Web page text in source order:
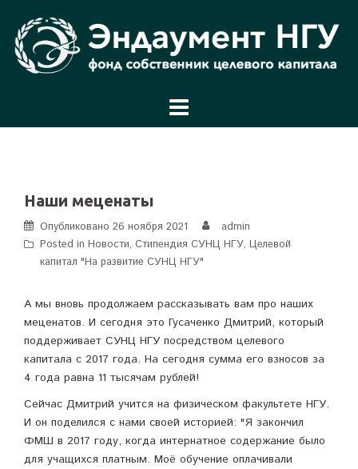
содержимому
Наши меценаты
Опубликовано 26 ноября 2021
admin
Posted in Новости, Стипендия СУНЦ НГУ, Целевой
капитал "На развитие СУНЦ НГУ"
А мы вновь продолжаем рассказывать вам про наших
меценатов. И сегодня это Гусаченко Дмитрий, который
поддерживает СУНЦ НГУ посредством целевого
капитала с 2017 года. На сегодня сумма его взносов за
4 года равна 11 тысячам рублей!
Сейчас Дмитрий учится на физическом факультете НГУ.
И он поделился с нами своей историей: "Я закончил
ФМШ в 2017 году, когда интернатное содержание было
для учащихся платным. Моё обучение оплачивали